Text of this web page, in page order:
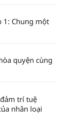
1: Chung một
quyện cùng
trí tuệ
nhân loại